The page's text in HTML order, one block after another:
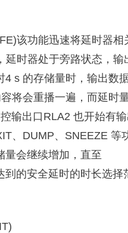
该功能迅速将延时器
时器处于旁路状态，输
s 的存储量时，输出数
将会重播一遍，而延时
输出口RLA2 也开始有
、DUMP、SNEEZE 等
量会继续增加，直至
的安全延时的时长选择